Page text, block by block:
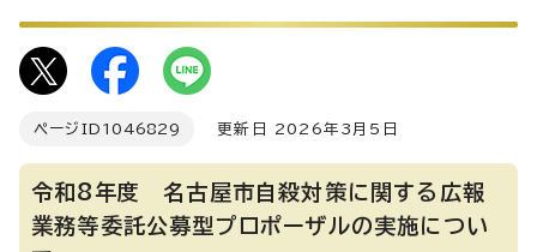
ページID 1046829 更新日 2026年3月5日
令和8年度 名古屋市自殺対策に関する広報
業務等委託公募型プロポーザルの実施につい